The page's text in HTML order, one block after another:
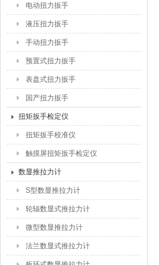
电动扭力扳手
液压扭力扳手
手动扭力扳手
预置式扭力扳手
表盘式扭力扳手
国产扭力扳手
扭矩扳手检定仪
扭矩扳手校准仪
触摸屏扭矩扳手检定仪
数显推拉力计
S型数显推拉力计
轮辐数显式推拉力计
微型数显推拉力计
法兰数显式推拉力计